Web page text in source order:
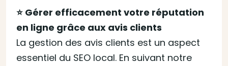
⭐️ Gérer efficacement votre réputation
en ligne grâce aux avis clients
La gestion des avis clients est un aspect
essentiel du SEO local. En suivant notre